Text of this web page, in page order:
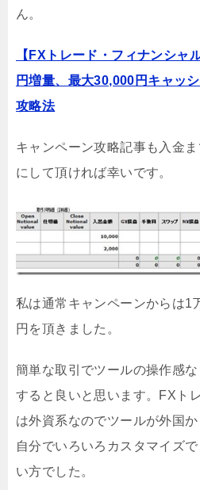
ん。
【FXトレード・フィナンシャ
円増量、最大30,000円キャッ
攻略法
キャンペーン攻略記事も入金
にして頂ければ幸いです。
私は通常キャンペーンからは1
円を頂きました。
簡単な取引でツールの操作感
すると良いと思います。FXト
は外資系なのでツールが外国
自分でいろいろカスタマイズ
い方でした。